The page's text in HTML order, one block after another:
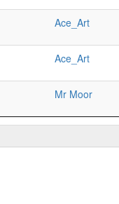
Ace_Art
Ace_Art
Mr Moor